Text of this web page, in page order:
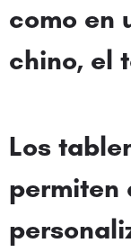
como en
chino, el
Los
permiten